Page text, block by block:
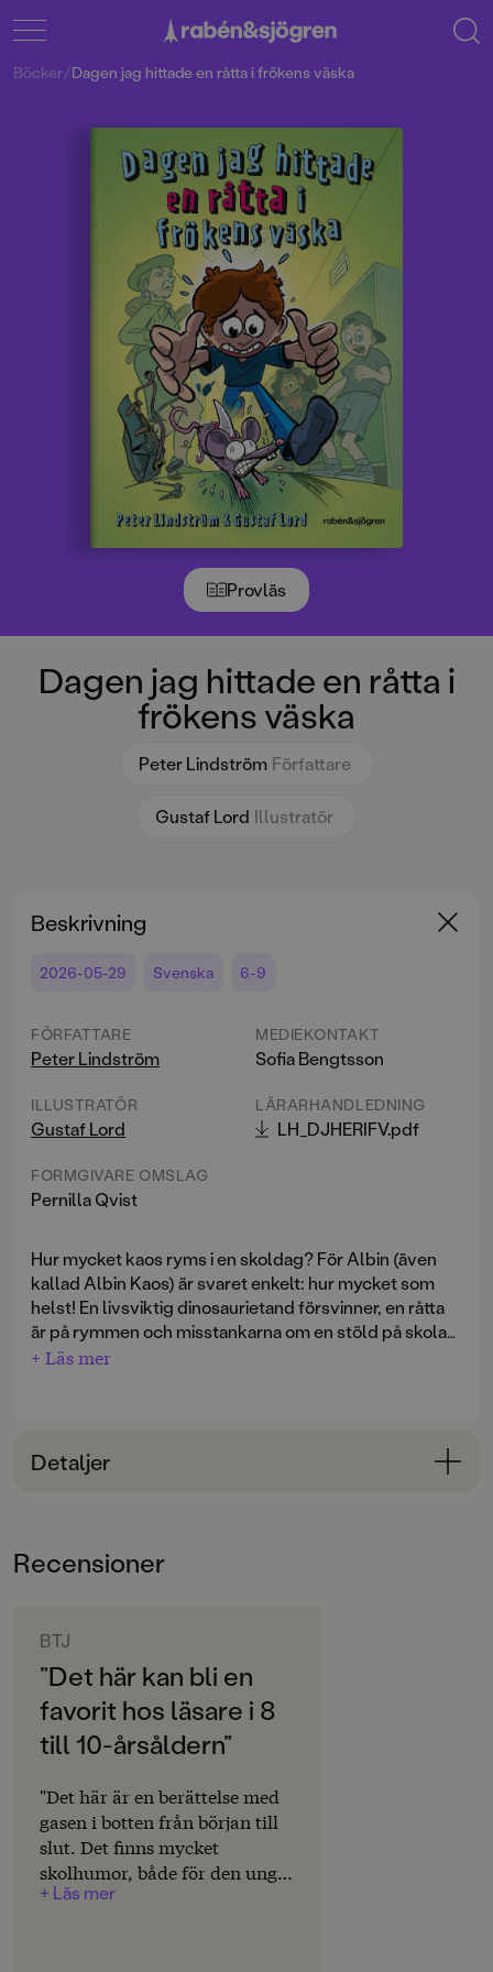
Provläs
Dagen jag hittade en råtta i
frökens väska
Peter Lindström Författare
Gustaf Lord Illustratör
Böcker/Dagen jag hittade en råtta i frökens väska
Beskrivning
2026-05-29 Svenska 6-9
FÖRFATTARE
Peter Lindström
ILLUSTRATÖR
Gustaf Lord
FORMGIVARE OMSLAG
Pernilla Qvist
MEDIEKONTAKT
Sofia Bengtsson
LÄRARHANDLEDNING
LH_DJHERIFV.pdf
Hur mycket kaos ryms i en skoldag? För Albin (även
kallad Albin Kaos) är svaret enkelt: hur mycket som
helst! En livsviktig dinosaurietand försvinner, en råtta
är på rymmen och misstankarna om en stöld på skolan
börjar spridas. Tillsammans med sin smarta kompis
än surt godis.
Det här är första delen i en fartfylld serie som lockar
Lords bilder höjer humorn ännu ett snäpp.
+ Läs mer
Detaljer
6-9
Svenska
SPRÅK
Svenska
PUBLICERINGSDATUM
Produktion
PAPPER
Holmen Book Cream
Recensioner
BTJ
”Det här kan bli en
favorit hos läsare i 8
till 10-årsåldern”
"Det här är en berättelse med
gasen i botten från början till
slut. Det finns mycket
skolhumor, både för den unga
och den vuxna läsaren.
+ Läs mer